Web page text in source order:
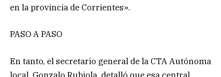
en la provincia de Corrientes».
PASO A PASO
En tanto, el secretario general de la CTA Autónoma
local, Gonzalo Rubiola, detalló que esa central